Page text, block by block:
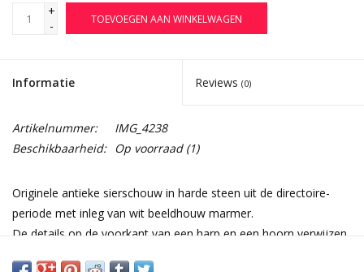
+
-
TOEVOEGEN AAN WINKELWAGEN
Informatie Reviews (0)
Artikelnummer:
IMG_4238
Beschikbaarheid: Op voorraad(1)
Originele antieke sierschouw in harde steen uit de directoire-
periode met inleg van wit beeldhouw marmer.
De details op de voorkant van een harp en een hoorn verwijzen